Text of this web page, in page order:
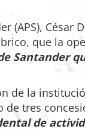
(APS), César
que la
Santander
de la
tres
de